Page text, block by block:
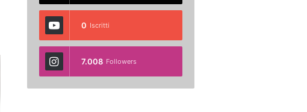
0 Iscritti
7.008 Followers